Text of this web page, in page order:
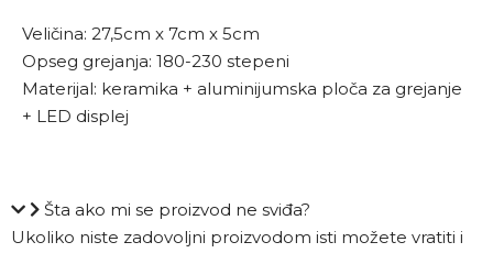
Veličina: 27,5cm x 7cm x 5cm
Opseg grejanja: 180-230 stepeni
Materijal: keramika + aluminijumska ploča za grejanje
+ LED displej
Šta ako mi se proizvod ne sviđa?
Ukoliko niste zadovoljni proizvodom isti možete vratiti i